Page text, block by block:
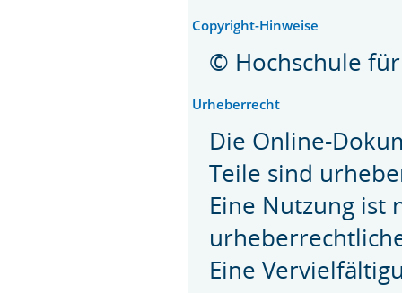
Copyright-Hinweise
© Hochschule
Urheberrecht
Die Online-
Teile sind
Eine Nutzung ist
Eine